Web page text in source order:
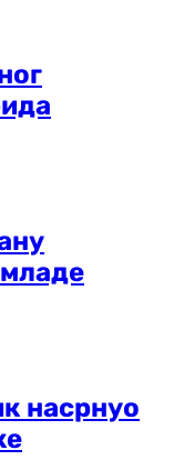
насрнуо